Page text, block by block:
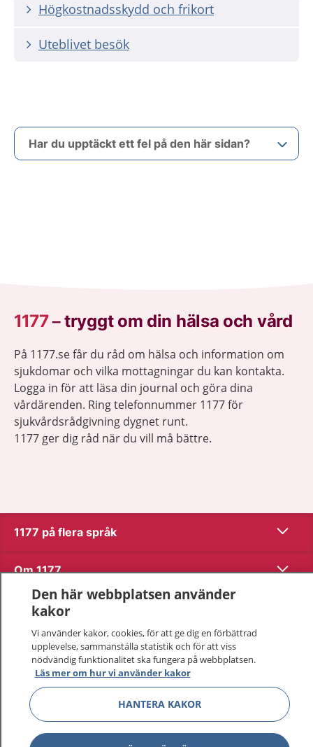
Högkostnadsskydd och frikort
Uteblivet besök
Har du upptäckt ett fel på den här sidan?
1177–tryggt om din hälsa och vård
På 1177.se får du råd om hälsa och information om
sjukdomar och vilka mottagningar du kan kontakta.
Logga in för att läsa din journal och göra dina
vårdärenden. Ring telefonnummer 1177 för
sjukvårdsrådgivning dygnet runt.
1177 ger dig råd när du vill må bättre.
1177 på flera språk Visa
Om 1177 Visa
Kontakt
Behandling av personuppgifter
Hantering av kakor
Inställningar för kakor
Den här webbplatsen använder
kakor
Vi använder kakor, cookies, för att ge dig en förbättrad
upplevelse, sammanställa statistik och för att viss
nödvändig funktionalitet ska fungera på webbplatsen.
Läs mer om hur vi använder kakor
HANTERA KAKOR